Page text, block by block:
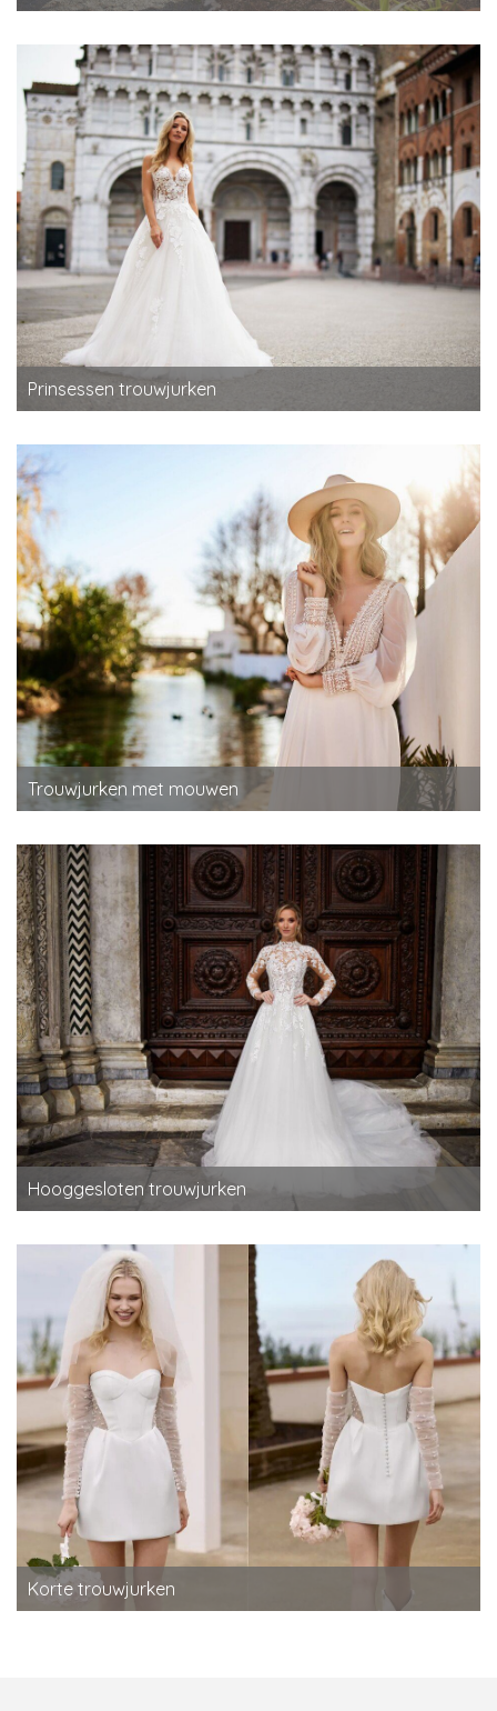
Prinsessen trouwjurken
Trouwjurken met mouwen
Hooggesloten trouwjurken
Korte trouwjurken